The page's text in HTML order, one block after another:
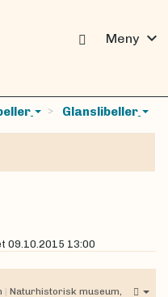
Meny expand_more
Glanslibeller
09.10.2015 13:00
| Naturhistorisk museum,